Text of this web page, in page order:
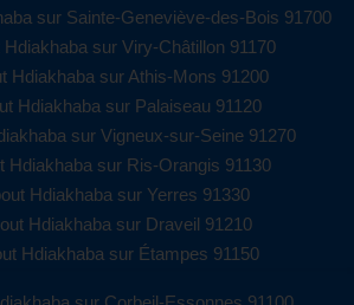
sur Sainte-Geneviève-des-Bois 91700
Hdiakhaba sur Viry-Châtillon 91170
Hdiakhaba sur Athis-Mons 91200
Hdiakhaba sur Palaiseau 91120
sur Vigneux-sur-Seine 91270
Hdiakhaba sur Ris-Orangis 91130
Hdiakhaba sur Yerres 91330
Hdiakhaba sur Draveil 91210
Hdiakhaba sur Étampes 91150